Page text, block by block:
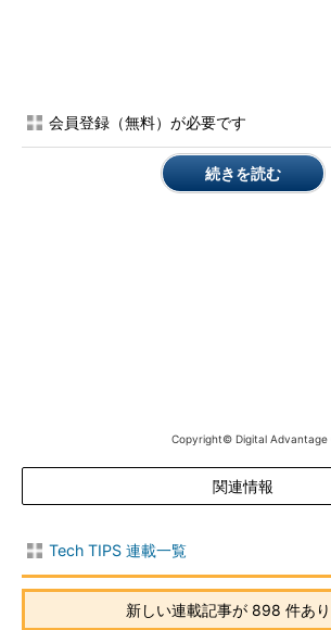
い）。検索ボックスのせいでタスクバーの空き面積が狭
ったため、アイコンが増えると従来のWindows OSより
タスクバーが溢れてしまう。
－［検索アイコンを表示］とクリックする。
タスクバー上の検索ボックスをアイコン化して小さくす
会員登録（無料）が必要です
続きを読む
Copyright© Digital Advantage
関連情報
Tech TIPS 連載一覧
新しい連載記事が 898 件あ